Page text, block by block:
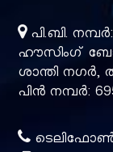
പി.ബി.
ഹൗസിംഗ്
ശാന്തി നഗർ,
പിൻ നമ്പർ:
ടെലിഫോൺ :